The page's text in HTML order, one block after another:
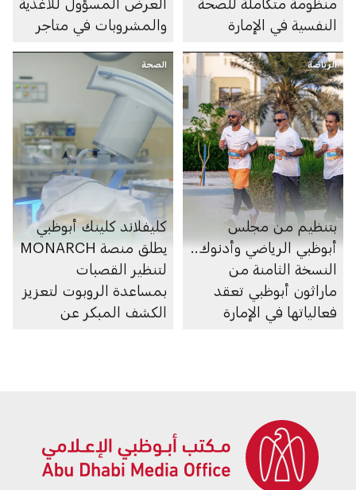
النفسية في الإمارة
والمشروبات في متاجر
الإلكترونية
الرياضة
بتنظيم من مجلس
أبوظبي الرياضي وأدنوك..
النسخة الثامنة من
ماراثون أبوظبي تعقد
فعالياتها في الإمارة
الصحة
كليفلاند كلينك أبوظبي
يطلق منصة MONARCH
لتنظير القصبات
بمساعدة الروبوت لتعزيز
الكشف المبكر عن